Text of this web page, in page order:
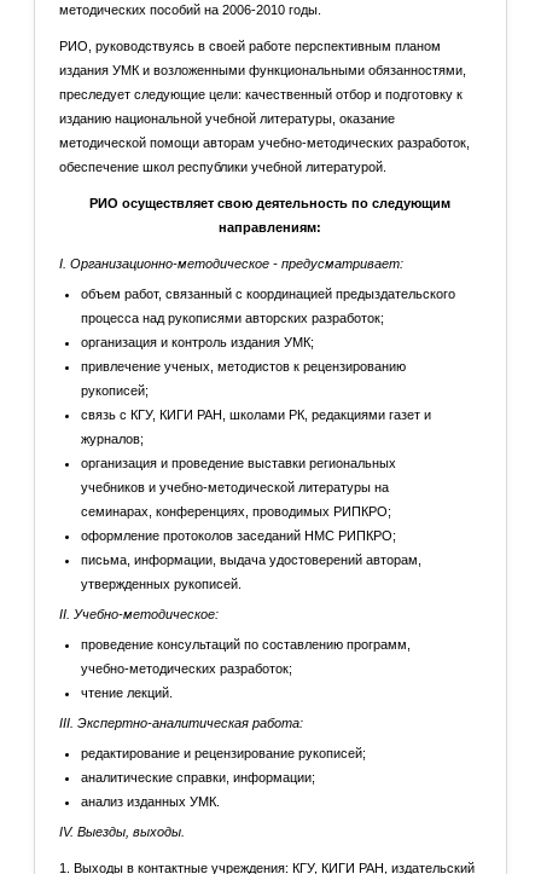
методических пособий на 2006-2010 годы.
РИО, руководствуясь в своей работе перспективным планом
издания УМК и возложенными функциональными обязанностями,
преследует следующие цели: качественный отбор и подготовку к
изданию национальной учебной литературы, оказание
методической помощи авторам учебно-методических разработок,
обеспечение школ республики учебной литературой.
РИО осуществляет свою деятельность по следующим
направлениям:
I. Организационно-методическое - предусматривает:
объем работ, связанный с координацией предыздательского
процесса над рукописями авторских разработок;
организация и контроль издания УМК;
привлечение ученых, методистов к рецензированию
рукописей;
связь с КГУ, КИГИ РАН, школами РК, редакциями газет и
журналов;
организация и проведение выставки региональных
учебников и учебно-методической литературы на
семинарах, конференциях, проводимых РИПКРО;
оформление протоколов заседаний НМС РИПКРО;
письма, информации, выдача удостоверений авторам,
утвержденных рукописей.
II. Учебно-методическое:
проведение консультаций по составлению программ,
учебно-методических разработок;
чтение лекций.
III. Экспертно-аналитическая работа:
редактирование и рецензирование рукописей;
аналитические справки, информации;
анализ изданных УМК.
IV. Выезды, выходы.
1. Выходы в контактные учреждения: КГУ, КИГИ РАН, издательский